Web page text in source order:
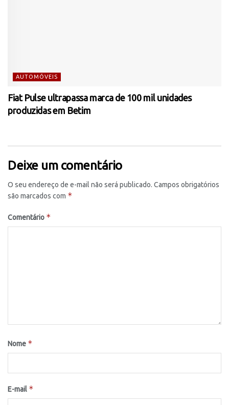
AUTOMÓVEIS
Fiat Pulse ultrapassa marca de 100 mil unidades
produzidas em Betim
Deixe um comentário
O seu endereço de e-mail não será publicado. Campos obrigatórios
são marcados com *
Comentário *
Nome *
E-mail *